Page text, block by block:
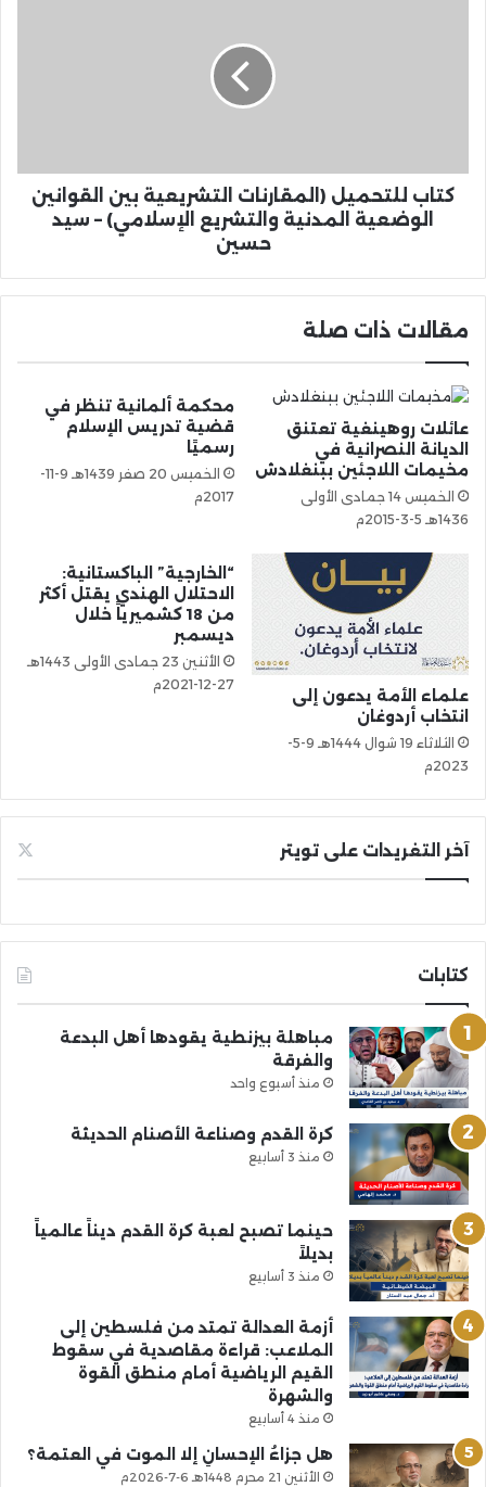
كتاب للتحميل (المقارنات التشريعية بين القوانين
الوضعية المدنية والتشريع الإسلامي) – سيد
حسين
مقالات ذات صلة
عائلات روهينغية تعتنق
الديانة النصرانية في
مخيمات اللاجئين ببنغلادش
الخميس 14 جمادى الأولى
1436هـ 5-3-2015م
محكمة ألمانية تنظر في
قضية تدريس الإسلام
رسميًا
الخميس 20 صفر 1439هـ 9-11-
2017م
علماء الأمة يدعون إلى
انتخاب أردوغان
الثلاثاء 19 شوال 1444هـ 9-5-
2023م
“الخارجية” الباكستانية:
الاحتلال الهندي يقتل أكثر
من 18 كشميرياً خلال
ديسمبر
الأثنين 23 جمادى الأولى 1443هـ
27-12-2021م
آخر التغريدات على تويتر
كتابات
مباهلة بيزنطية يقودها أهل البدعة
والفرقة
منذ أسبوع واحد
كرة القدم وصناعة الأصنام الحديثة
منذ 3 أسابيع
حينما تصبح لعبة كرة القدم ديناً عالمياً
بديلاً
منذ 3 أسابيع
أزمة العدالة تمتد من فلسطين إلى
الملاعب: قراءة مقاصدية في سقوط
القيم الرياضية أمام منطق القوة
والشهرة
منذ 4 أسابيع
هل جزاءُ الإحسانِ إلا الموت في العتمة؟
الأثنين 21 محرم 1448هـ 6-7-2026م